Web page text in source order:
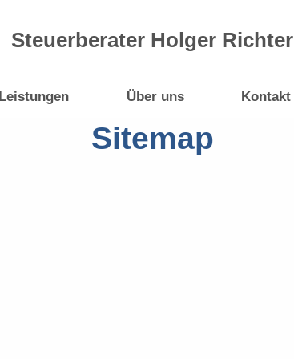
Steuerberater Holger Richter
Leistungen Über uns Kontakt
Sitemap